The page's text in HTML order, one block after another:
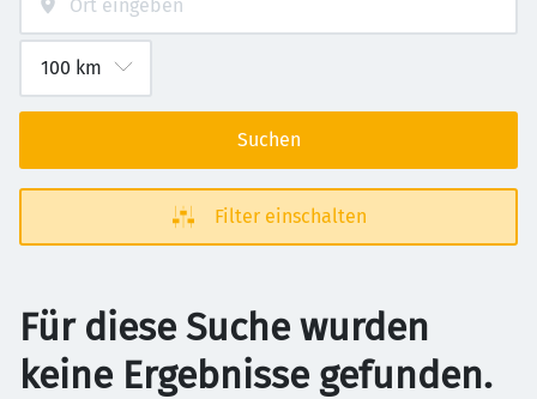
Suchen
Filter einschalten
Für diese Suche wurden
keine Ergebnisse gefunden.